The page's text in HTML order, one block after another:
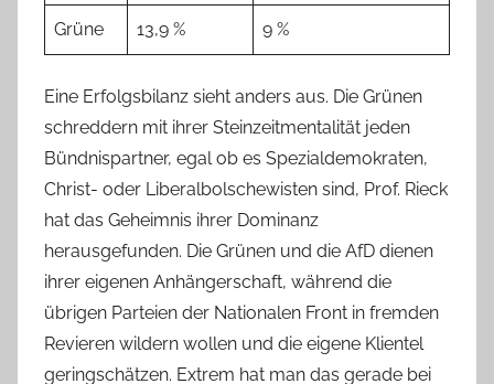
Grüne 13,9 % 9 %
Eine Erfolgsbilanz sieht anders aus. Die Grünen
schreddern mit ihrer Steinzeitmentalität jeden
Bündnispartner, egal ob es Spezialdemokraten,
Christ- oder Liberalbolschewisten sind, Prof. Rieck
hat das Geheimnis ihrer Dominanz
herausgefunden. Die Grünen und die AfD dienen
ihrer eigenen Anhängerschaft, während die
übrigen Parteien der Nationalen Front in fremden
Revieren wildern wollen und die eigene Klientel
geringschätzen. Extrem hat man das gerade bei